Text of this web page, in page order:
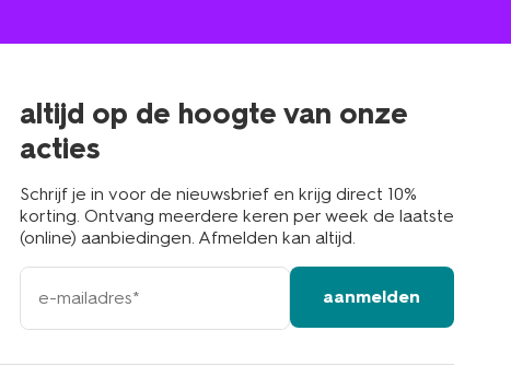
in
altijd op de hoogte van onze
acties
Schrijf je in voor de nieuwsbrief en krijg direct 10%
korting. Ontvang meerdere keren per week de laatste
(online) aanbiedingen. Afmelden kan altijd.
e-
mailadres
aanmelden